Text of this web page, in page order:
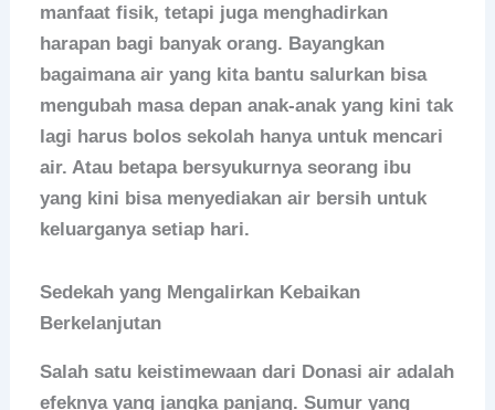
manfaat fisik, tetapi juga menghadirkan
harapan bagi banyak orang. Bayangkan
bagaimana air yang kita bantu salurkan bisa
mengubah masa depan anak-anak yang kini tak
lagi harus bolos sekolah hanya untuk mencari
air. Atau betapa bersyukurnya seorang ibu
yang kini bisa menyediakan air bersih untuk
keluarganya setiap hari.
Sedekah yang Mengalirkan Kebaikan
Berkelanjutan
Salah satu keistimewaan dari Donasi air adalah
efeknya yang jangka panjang. Sumur yang